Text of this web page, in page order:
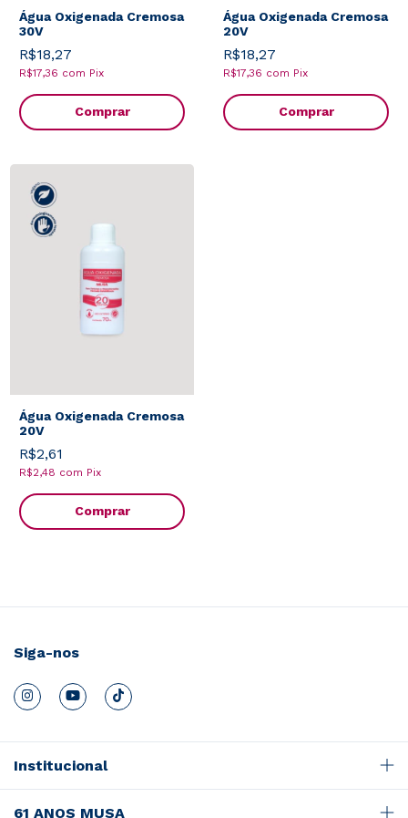
Água Oxigenada Cremosa
30V
R$18,27
R$17,36 com Pix
Comprar
Água Oxigenada Cremosa
20V
R$18,27
R$17,36 com Pix
Comprar
Água Oxigenada Cremosa
20V
R$2,61
R$2,48 com Pix
Comprar
Siga-nos
Institucional
61 ANOS MUSA